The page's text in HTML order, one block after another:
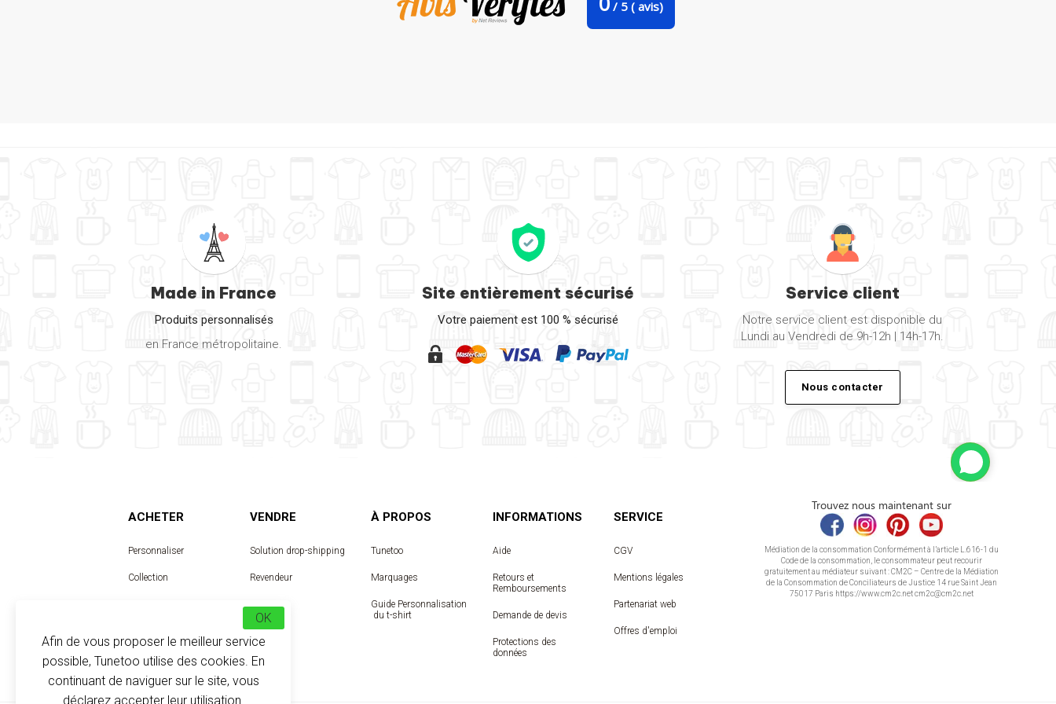
/ 5 ( avis)
Made in France
Produits personnalisés
en France métropolitaine.
Site entièrement sécurisé
Votre paiement est 100 % sécurisé
Service client
Notre service client est disponible du
Lundi au Vendredi de 9h-12h | 14h-17h.
Nous contacter
ACHETER
Personnaliser
Collection
VENDRE
Solution drop-shipping
Revendeur
Designer
À PROPOS
Tunetoo
Marquages
Guide Personnalisation
du t-shirt
INFORMATIONS
Aide
Retours et
Remboursements
Demande de devis
Protections des
données
SERVICE
CGV
Mentions légales
Partenariat web
Offres d'emploi
Trouvez nous maintenant sur
Médiation de la consommation Conformément à l’article L.616-1 du
Code de la consommation, le consommateur peut recourir
gratuitement au médiateur suivant : CM2C – Centre de la Médiation
de la Consommation de Conciliateurs de Justice 14 rue Saint Jean
75017 Paris https://www.cm2c.net cm2c@cm2c.net
Afin de vous proposer le meilleur service
possible, Tunetoo utilise des cookies. En
continuant de naviguer sur le site, vous
déclarez accepter leur utilisation.
OK